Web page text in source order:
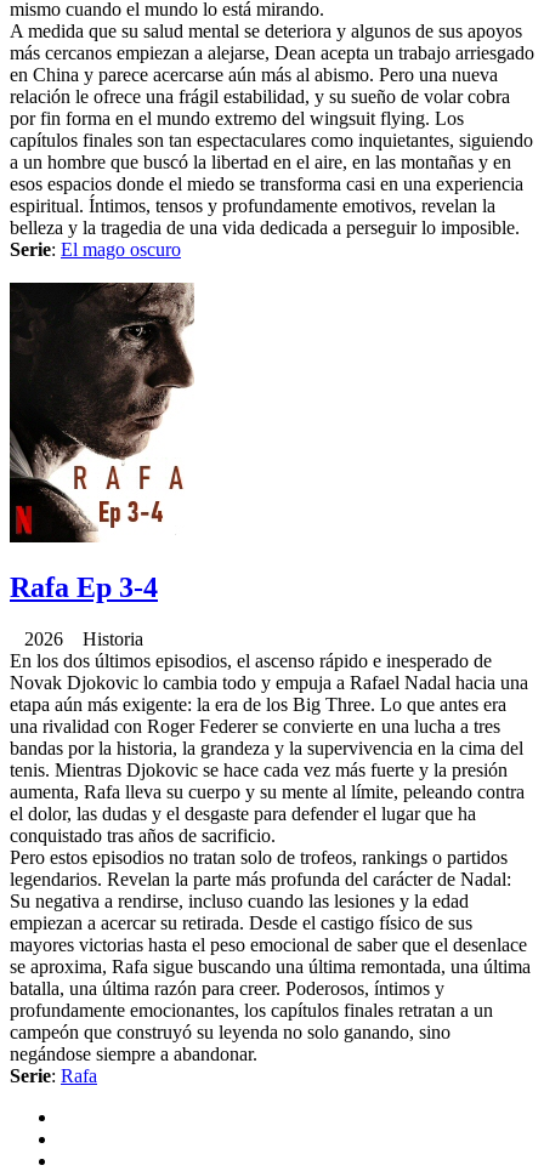
mismo cuando el mundo lo está mirando.
A medida que su salud mental se deteriora y algunos de sus apoyos
más cercanos empiezan a alejarse, Dean acepta un trabajo arriesgado
en China y parece acercarse aún más al abismo. Pero una nueva
relación le ofrece una frágil estabilidad, y su sueño de volar cobra
por fin forma en el mundo extremo del wingsuit flying. Los
capítulos finales son tan espectaculares como inquietantes, siguiendo
a un hombre que buscó la libertad en el aire, en las montañas y en
esos espacios donde el miedo se transforma casi en una experiencia
espiritual. Íntimos, tensos y profundamente emotivos, revelan la
belleza y la tragedia de una vida dedicada a perseguir lo imposible.
Serie: El mago oscuro
Rafa Ep 3-4
2026 Historia
En los dos últimos episodios, el ascenso rápido e inesperado de
Novak Djokovic lo cambia todo y empuja a Rafael Nadal hacia una
etapa aún más exigente: la era de los Big Three. Lo que antes era
una rivalidad con Roger Federer se convierte en una lucha a tres
bandas por la historia, la grandeza y la supervivencia en la cima del
tenis. Mientras Djokovic se hace cada vez más fuerte y la presión
aumenta, Rafa lleva su cuerpo y su mente al límite, peleando contra
el dolor, las dudas y el desgaste para defender el lugar que ha
conquistado tras años de sacrificio.
Pero estos episodios no tratan solo de trofeos, rankings o partidos
legendarios. Revelan la parte más profunda del carácter de Nadal:
Su negativa a rendirse, incluso cuando las lesiones y la edad
empiezan a acercar su retirada. Desde el castigo físico de sus
mayores victorias hasta el peso emocional de saber que el desenlace
se aproxima, Rafa sigue buscando una última remontada, una última
batalla, una última razón para creer. Poderosos, íntimos y
profundamente emocionantes, los capítulos finales retratan a un
campeón que construyó su leyenda no solo ganando, sino
negándose siempre a abandonar.
Serie: Rafa